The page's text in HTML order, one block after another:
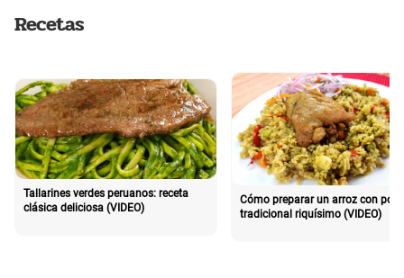
Recetas
Tallarines verdes peruanos: receta
clásica deliciosa (VIDEO)
Cómo preparar un arroz con pollo
tradicional riquísimo (VIDEO)